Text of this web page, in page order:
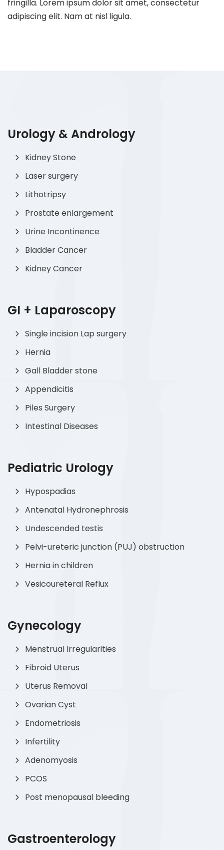
fringilla. Lorem ipsum dolor sit amet, consectetur
adipiscing elit. Nam at nisl ligula.
Urology & Andrology
Kidney Stone
Laser surgery
Lithotripsy
Prostate enlargement
Urine Incontinence
Bladder Cancer
Kidney Cancer
GI + Laparoscopy
Single incision Lap surgery
Hernia
Gall Bladder stone
Appendicitis
Piles Surgery
Intestinal Diseases
Pediatric Urology
Hypospadias
Antenatal Hydronephrosis
Undescended testis
Pelvi-ureteric junction (PUJ) obstruction
Hernia in children
Vesicoureteral Reflux
Gynecology
Menstrual Irregularities
Fibroid Uterus
Uterus Removal
Ovarian Cyst
Endometriosis
Infertility
Adenomyosis
PCOS
Post menopausal bleeding
Gastroenterology